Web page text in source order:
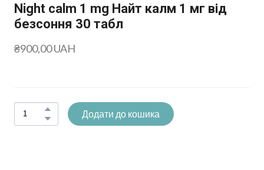
Night calm 1 mg Найт калм 1 мг від
безсоння 30 табл
₴900,00 UAH
Додати до кошика